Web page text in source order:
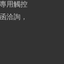
用觸控
洽詢，